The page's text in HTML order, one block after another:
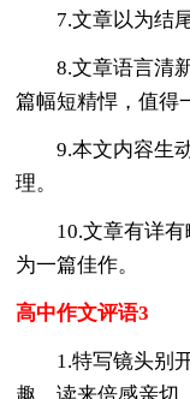
7.文章以为结
8.文章语言清
篇幅短精悍，值得
9.本文内容生
理。
10.文章有详
为一篇佳作。
高中作文评语3
1.特写镜头别
趣，读来倍感亲切。